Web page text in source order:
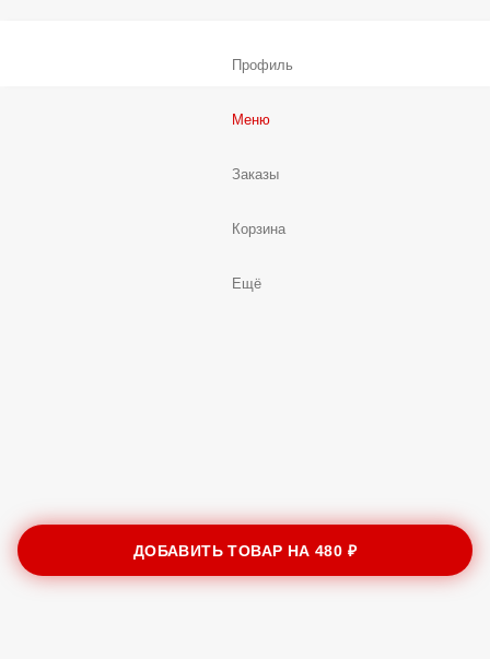
ДОБАВИТЬ ТОВАР НА480 ₽
Профиль
Меню
Заказы
Корзина
Ещё